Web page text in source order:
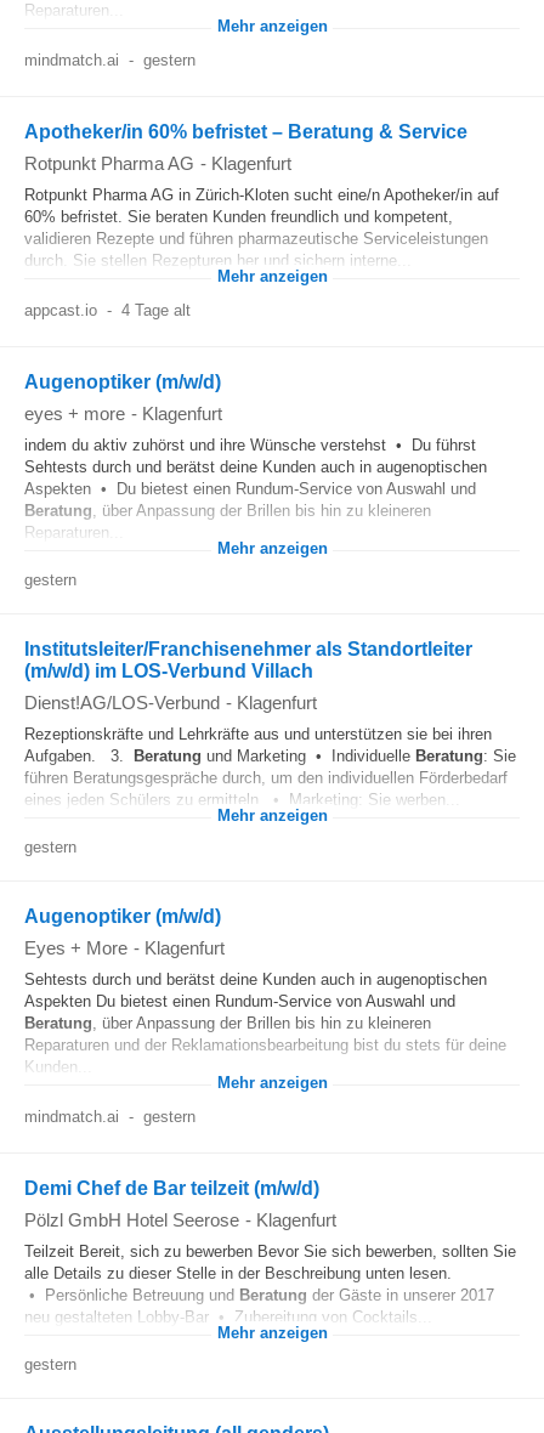
Reparaturen...
Mehr anzeigen
mindmatch.ai - gestern
Apotheker/in 60% befristet – Beratung & Service
Rotpunkt Pharma AG - Klagenfurt
Rotpunkt Pharma AG in Zürich-Kloten sucht eine/n Apotheker/in auf
60% befristet. Sie beraten Kunden freundlich und kompetent,
validieren Rezepte und führen pharmazeutische Serviceleistungen
durch. Sie stellen Rezepturen her und sichern interne...
Mehr anzeigen
appcast.io - 4 Tage alt
Augenoptiker (m/w/d)
eyes + more - Klagenfurt
indem du aktiv zuhörst und ihre Wünsche verstehst • Du führst
Sehtests durch und berätst deine Kunden auch in augenoptischen
Aspekten • Du bietest einen Rundum-Service von Auswahl und
Beratung, über Anpassung der Brillen bis hin zu kleineren
Reparaturen...
Mehr anzeigen
gestern
Institutsleiter/Franchisenehmer als Standortleiter
(m/w/d) im LOS-Verbund Villach
Dienst!AG/LOS-Verbund - Klagenfurt
Rezeptionskräfte und Lehrkräfte aus und unterstützen sie bei ihren
Aufgaben. 3.
Beratung und Marketing • Individuelle Beratung: Sie
führen Beratungsgespräche durch, um den individuellen Förderbedarf
eines jeden Schülers zu ermitteln. • Marketing: Sie werben...
Mehr anzeigen
gestern
Augenoptiker (m/w/d)
Eyes + More - Klagenfurt
Sehtests durch und berätst deine Kunden auch in augenoptischen
Aspekten Du bietest einen Rundum-Service von Auswahl und
Beratung, über Anpassung der Brillen bis hin zu kleineren
Reparaturen und der Reklamationsbearbeitung bist du stets für deine
Kunden...
Mehr anzeigen
mindmatch.ai - gestern
Demi Chef de Bar teilzeit (m/w/d)
Pölzl GmbH Hotel Seerose - Klagenfurt
Teilzeit Bereit, sich zu bewerben Bevor Sie sich bewerben, sollten Sie
alle Details zu dieser Stelle in der Beschreibung unten lesen.
• Persönliche Betreuung und Beratung der Gäste in unserer 2017
neu gestalteten Lobby-Bar • Zubereitung von Cocktails...
Mehr anzeigen
gestern